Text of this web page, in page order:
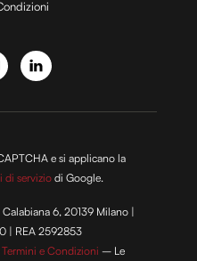
e si applicano la
di serviziodi Google.
6, 20139 Milano |
| REA 2592853
Termini e Condizioni – Le